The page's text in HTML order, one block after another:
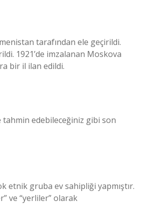
tarafından ele geçirildi.
1921’de imzalanan Moskova
bir il ilan edildi.
tahmin edebileceğiniz gibi son
etnik gruba ev sahipliği yapmıştır.
ve “yerliler” olarak